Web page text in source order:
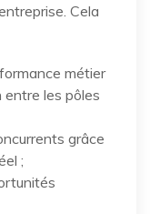
Cela
métier
entre les pôles
grâce
;